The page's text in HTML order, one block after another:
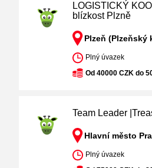
LOGISTICKÝ
blízkost Plzně
Plzeň (Plzeňský
Plný úvazek
Od 40000 CZK do
Team Leader
Hlavní město
Plný úvazek